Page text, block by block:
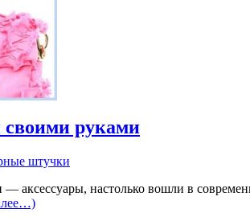
своими руками
штучки
аксессуары, настолько вошли в